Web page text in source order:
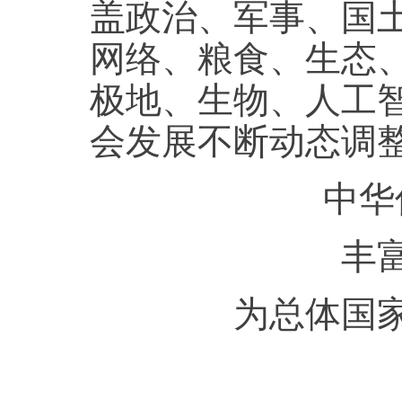
盖政治、军事、国
网络、粮食、生态
极地、生物、人工
会发展不断动态调
中
丰
为总体国